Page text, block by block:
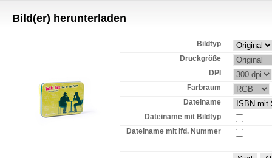
Bild(er) herunterladen
Bildtyp
Druckgröße
DPI
Farbraum
Dateiname
Dateiname mit Bildtyp
Dateiname mit lfd. Nummer